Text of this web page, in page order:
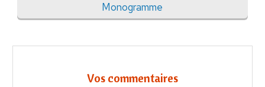
Monogramme
Vos commentaires